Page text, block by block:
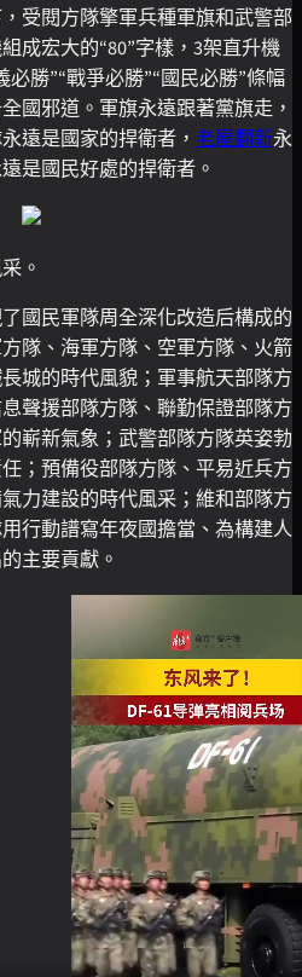
受閱方隊擎軍兵種軍旗和武警部
成宏大的“80”字樣，3架直升機
必勝”“戰爭必勝”“國民必勝”條幅
國邪道。軍旗永遠跟著黨旗走，
遠是國家的捍衛者， 老屋翻新永
是國民好處的捍衛者。
。
國民軍隊周全深化改造后構成的
隊、海軍方隊、空軍方隊、火箭
城的時代風貌；軍事航天部隊方
聲援部隊方隊、聯勤保證部隊方
嶄新氣象；武警部隊方隊英姿勃
；預備役部隊方隊、平易近兵方
力建設的時代風采；維和部隊方
行動譜寫年夜國擔當、為構建人
主要貢獻。